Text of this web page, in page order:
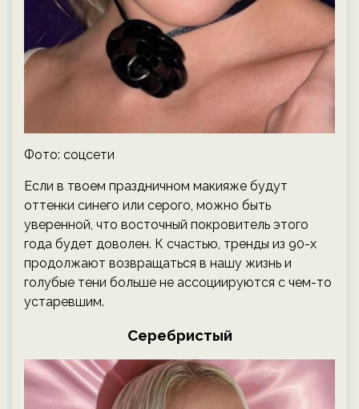
Фото: соцсети
Если в твоем праздничном макияже будут
оттенки синего или серого, можно быть
уверенной, что восточный покровитель этого
года будет доволен. К счастью, тренды из 90-х
продолжают возвращаться в нашу жизнь и
голубые тени больше не ассоциируются с чем-то
устаревшим.
Серебристый